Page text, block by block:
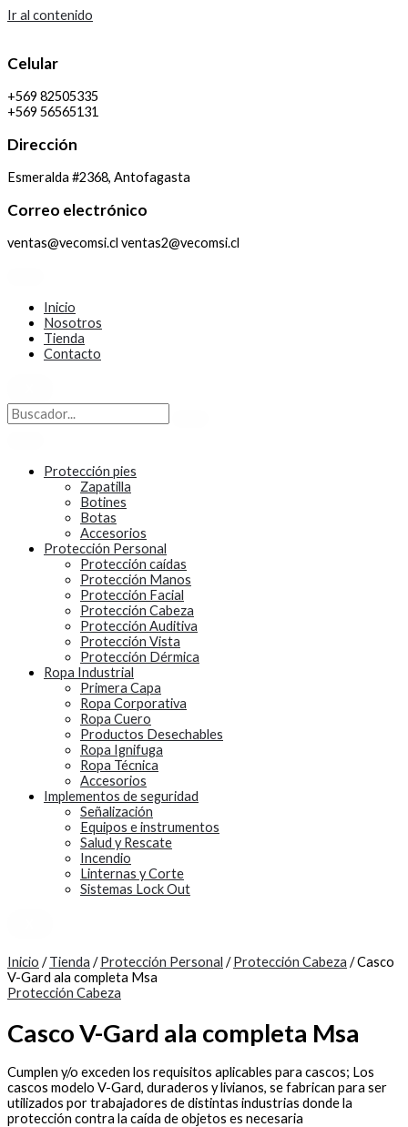
Ir al contenido
Celular
+569 82505335
+569 56565131
Dirección
Esmeralda #2368, Antofagasta
Correo electrónico
ventas@vecomsi.cl ventas2@vecomsi.cl
Inicio
Nosotros
Tienda
Contacto
Protección pies
Zapatilla
Botines
Botas
Accesorios
Protección Personal
Protección caídas
Protección Manos
Protección Facial
Protección Cabeza
Protección Auditiva
Protección Vista
Protección Dérmica
Ropa Industrial
Primera Capa
Ropa Corporativa
Ropa Cuero
Productos Desechables
Ropa Ignifuga
Ropa Técnica
Accesorios
Implementos de seguridad
Señalización
Equipos e instrumentos
Salud y Rescate
Incendio
Linternas y Corte
Sistemas Lock Out
Inicio /Tienda /Protección Personal /Protección Cabeza / Casco
V-Gard ala completa Msa
Protección Cabeza
Casco V-Gard ala completa Msa
Cumplen y/o exceden los requisitos aplicables para cascos; Los
cascos modelo V-Gard, duraderos y livianos, se fabrican para ser
utilizados por trabajadores de distintas industrias donde la
protección contra la caída de objetos es necesaria